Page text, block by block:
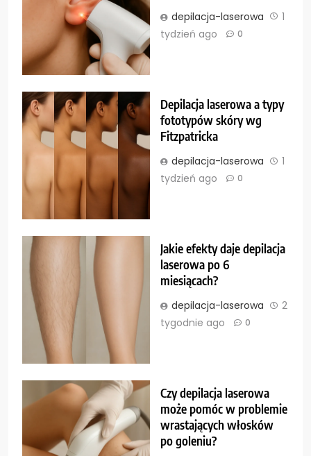
depilacja-laserowa
1
tydzień ago
0
Depilacja laserowa a typy
fototypów skóry wg
Fitzpatricka
depilacja-laserowa
1
tydzień ago
0
Jakie efekty daje depilacja
laserowa po 6
miesiącach?
depilacja-laserowa
2
tygodnie ago
0
Czy depilacja laserowa
może pomóc w problemie
wrastających włosków
po goleniu?